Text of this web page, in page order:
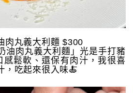
肉丸義大利麵 $300
油肉丸義大利麵」光是手打豬
感鬆軟、還保有肉汁，我很喜
，吃起來很入味🍝